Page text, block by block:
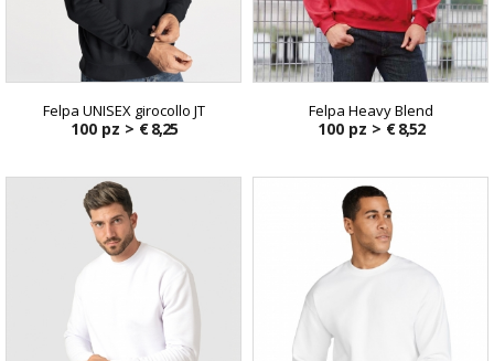
Felpa UNISEX girocollo JT
100 pz > € 8,25
Felpa Heavy Blend
100 pz > € 8,52